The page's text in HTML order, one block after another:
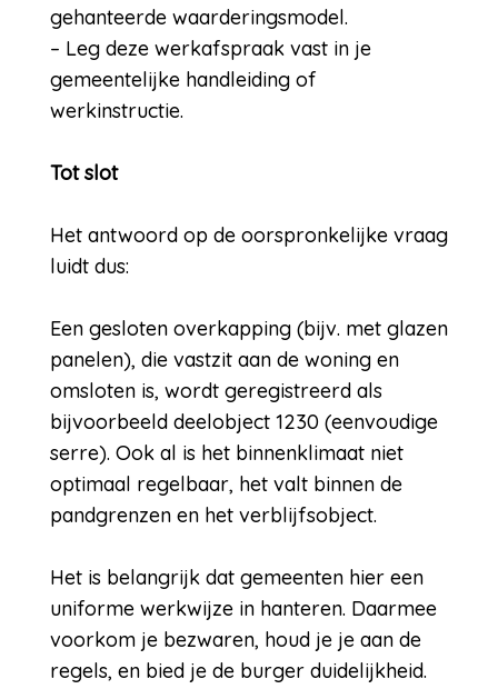
gehanteerde waarderingsmodel.
– Leg deze werkafspraak vast in je
gemeentelijke handleiding of
werkinstructie.
Tot slot
Het antwoord op de oorspronkelijke vraag
luidt dus:
Een gesloten overkapping (bijv. met glazen
panelen), die vastzit aan de woning en
omsloten is, wordt geregistreerd als
bijvoorbeeld deelobject 1230 (eenvoudige
serre). Ook al is het binnenklimaat niet
optimaal regelbaar, het valt binnen de
pandgrenzen en het verblijfsobject.
Het is belangrijk dat gemeenten hier een
uniforme werkwijze in hanteren. Daarmee
voorkom je bezwaren, houd je je aan de
regels, en bied je de burger duidelijkheid.